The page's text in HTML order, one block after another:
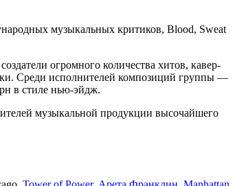
музыкальных критиков, Blood, Sweat
огромного количества хитов, кавер-
Среди исполнителей композиций группы —
в стиле нью-эйдж.
музыкальной продукции высочайшего